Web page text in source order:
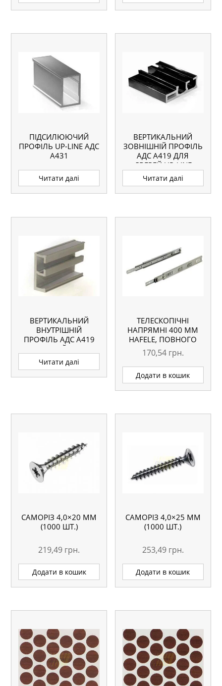
ПІДСИЛЮЮЧИЙ
ПРОФІЛЬ UP-LINE АДС
А431
Читати далі
ВЕРТИКАЛЬНИЙ
ЗОВНІШНІЙ ПРОФІЛЬ
АДС А419 ДЛЯ
ДВЕРЕЙ UP-LINE
Читати далі
ВЕРТИКАЛЬНИЙ
ВНУТРІШНІЙ
ПРОФІЛЬ АДС А419
ДЛЯ ДВЕРЕЙ UP-LINE
Читати далі
ТЕЛЕСКОПІЧНІ
НАПРЯМНІ 400 ММ
HAFELE, ПОВНОГО
ВИСУНЕННЯ
170,54 грн.
Додати в кошик
САМОРІЗ 4,0×20 ММ
(1000 ШТ.)
219,49 грн.
Додати в кошик
САМОРІЗ 4,0×25 ММ
(1000 ШТ.)
253,49 грн.
Додати в кошик